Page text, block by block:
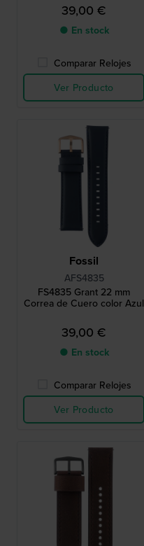
39,00 €
● En stock
Comparar Relojes
Ver Producto
Fossil
AFS4835
FS4835 Grant 22 mm
Correa de Cuero color Azul
39,00 €
● En stock
Comparar Relojes
Ver Producto